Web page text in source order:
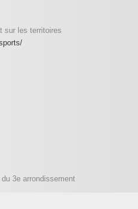
sur les territoires
3e arrondissement